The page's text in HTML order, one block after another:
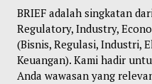
BRIEF adalah singkatan
Regulatory, Industry,
(Bisnis, Regulasi, Industri,
Keuangan). Kami hadir
Anda wawasan yang